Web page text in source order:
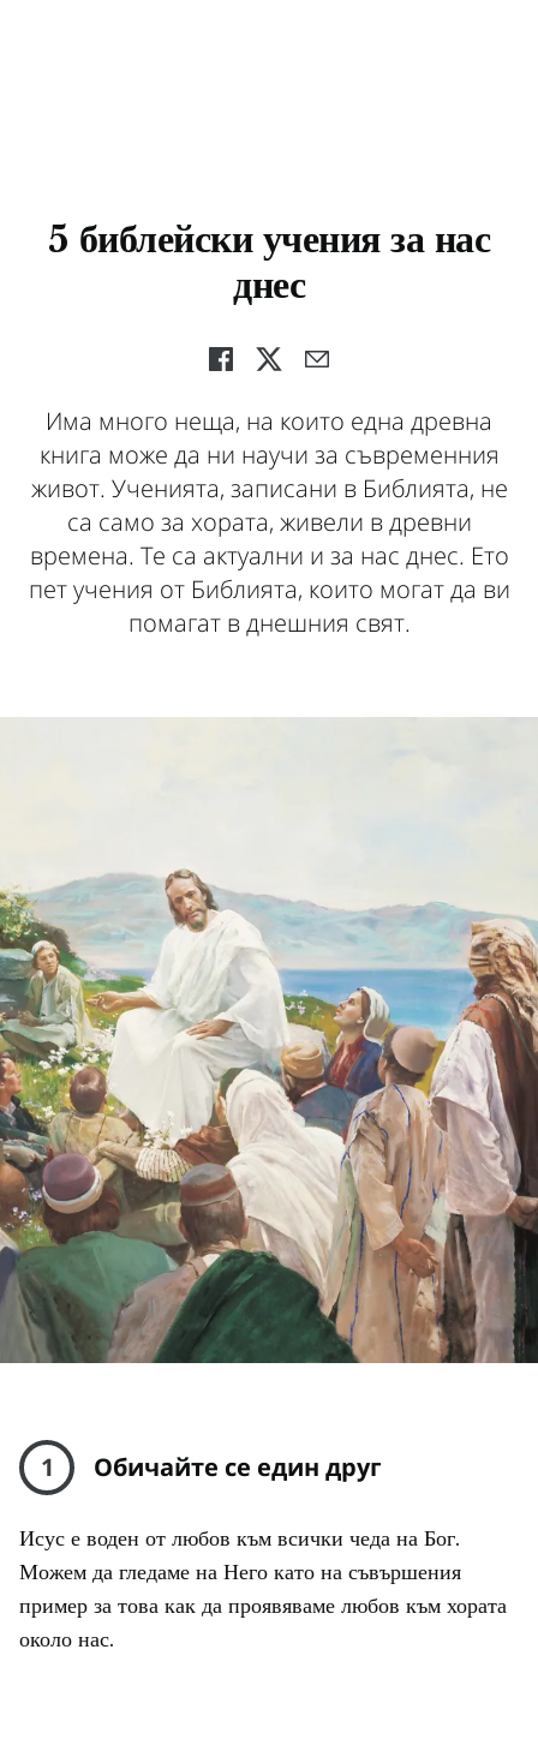
5 библейски учения за нас
днес
Има много неща, на които една древна
книга може да ни научи за съвременния
живот. Ученията, записани в Библията, не
са само за хората, живели в древни
времена. Те са актуални и за нас днес. Ето
пет учения от Библията, които могат да ви
помагат в днешния свят.
1 Обичайте се един друг
Исус е воден от любов към всички чеда на Бог.
Можем да гледаме на Него като на съвършения
пример за това как да проявяваме любов към хората
около нас.